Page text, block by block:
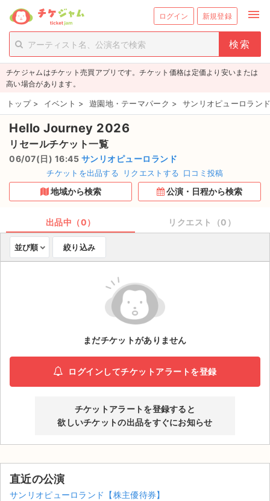
ログイン 新規登録 menu
person_add 新規会員登録
チケットを探す
新着チケット
値下げしたチケット
都道府県からチケットを探す
もうすぐ開催のチケット
取扱チケット
ライブ・コンサート（海外）
演劇・ミュージカル
AIに質問する
チケジャムはチケット売買アプリです。チケット価格は定価より安いまたは
高い場合があります。
トップ > イベント > 遊園地・テーマパーク > サンリオピューロラン
Hello Journey 2026
リセールチケット一覧
06/07(日) 16:45 サンリオピューロランド
チケットを出品する リクエストする 口コミ投稿
地域から検索 公演・日程から検索
出品中（0） リクエスト（0）
並び順 絞り込み
まだチケットがありません
ログインしてチケットアラートを登録
チケットアラートを登録すると
欲しいチケットの出品をすぐにお知らせ
直近の公演
サンリオピューロランド【株主優待券】